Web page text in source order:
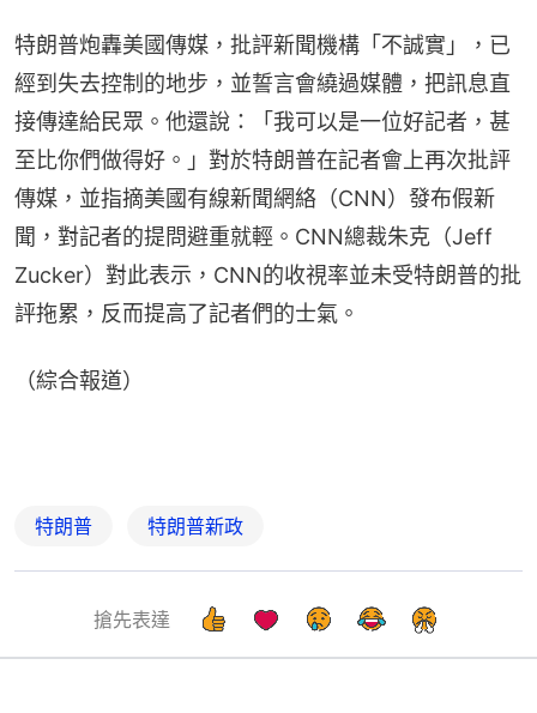
特朗普炮轟美國傳媒，批評新聞機構「不誠實」，已
經到失去控制的地步，並誓言會繞過媒體，把訊息直
接傳達給民眾。他還說：「我可以是一位好記者，甚
至比你們做得好。」對於特朗普在記者會上再次批評
傳媒，並指摘美國有線新聞網絡（CNN）發布假新
聞，對記者的提問避重就輕。CNN總裁朱克（Jeff
Zucker）對此表示，CNN的收視率並未受特朗普的批
評拖累，反而提高了記者們的士氣。
（綜合報道）
特朗普 特朗普新政
搶先表達